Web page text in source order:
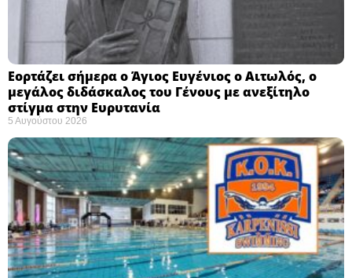
Εορτάζει σήμερα ο Άγιος Ευγένιος ο Αιτωλός, ο
μεγάλος διδάσκαλος του Γένους με ανεξίτηλο
στίγμα στην Ευρυτανία
5 Αυγούστου 2026